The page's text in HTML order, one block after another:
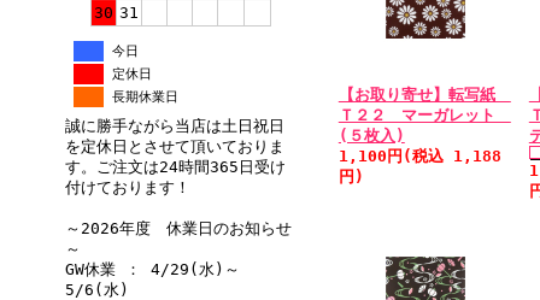
30 31
今日
定休日
長期休業日
誠に勝手ながら当店は土日祝日
を定休日とさせて頂いておりま
す。ご注文は24時間365日受け
付けております！
～2026年度 休業日のお知らせ
～
GW休業 ： 4/29(水)～
5/6(水)
【お取り寄せ】転写紙
Ｔ２２ マーガレット
(５枚入)
1,100円(税込 1,188
円)